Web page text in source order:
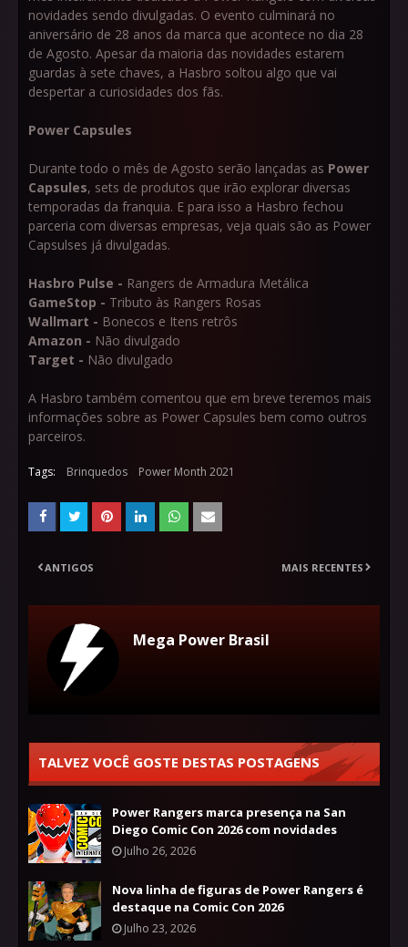
novidades sendo divulgadas. O evento culminará no
aniversário de 28 anos da marca que acontece no dia 28
de Agosto. Apesar da maioria das novidades estarem
guardas à sete chaves, a Hasbro soltou algo que vai
despertar a curiosidades dos fãs.
Power Capsules
Durante todo o mês de Agosto serão lançadas as Power
Capsules, sets de produtos que irão explorar diversas
temporadas da franquia. E para isso a Hasbro fechou
parceria com diversas empresas, veja quais são as Power
Capsulses já divulgadas.
Hasbro Pulse - Rangers de Armadura Metálica
GameStop - Tributo às Rangers Rosas
Wallmart - Bonecos e Itens retrôs
Amazon - Não divulgado
Target - Não divulgado
A Hasbro também comentou que em breve teremos mais
informações sobre as Power Capsules bem como outros
parceiros.
Tags: Brinquedos Power Month 2021
MAIS RECENTES
ANTIGOS
Mega Power Brasil
TALVEZ VOCÊ GOSTE DESTAS POSTAGENS
Power Rangers marca presença na San
Diego Comic Con 2026 com novidades
Julho 26, 2026
Nova linha de figuras de Power Rangers é
destaque na Comic Con 2026
Julho 23, 2026